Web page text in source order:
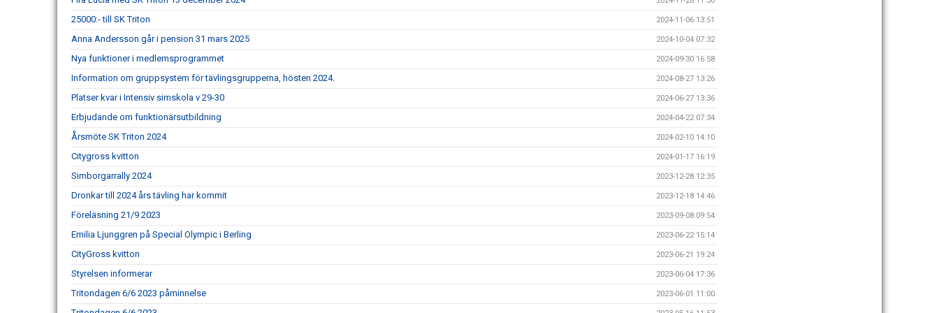
25000:- till SK Triton 2024-11-06 13:51
Anna Andersson går i pension 31 mars 2025 2024-10-04 07:32
Nya funktioner i medlemsprogrammet 2024-09-30 16:58
Information om gruppsystem för tävlingsgrupperna, hösten 2024. 2024-08-27 13:26
Platser kvar i Intensiv simskola v 29-30 2024-06-27 13:36
Erbjudande om funktionärsutbildning 2024-04-22 07:34
Årsmöte SK Triton 2024 2024-02-10 14:10
Citygross kvitton 2024-01-17 16:19
Simborgarrally 2024 2023-12-28 12:35
Dronkar till 2024 års tävling har kommit 2023-12-18 14:46
Föreläsning 21/9 2023 2023-09-08 09:54
Emilia Ljunggren på Special Olympic i Berling 2023-06-22 15:14
CityGross kvitton 2023-06-21 19:24
Styrelsen informerar 2023-06-04 17:36
Tritondagen 6/6 2023 påminnelse 2023-06-01 11:00